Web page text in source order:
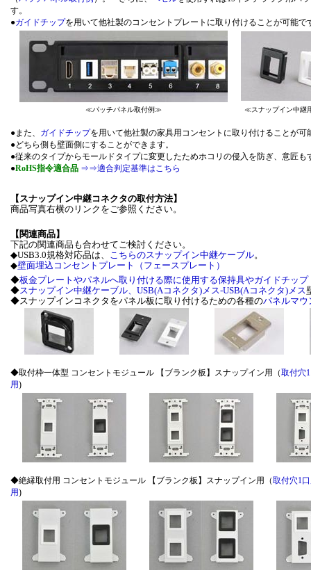
す。
●ガイドチップを用いて他社製のコンセントプレートに取り付けることが可能で
≪パッチパネル取付例≫ ≪スナップイン中継
●また、 ガイドチップを用いて他社製の家具用コンセントに取り付けることが可
●どちら側も壁面側にすることができます。
●従来のタイプからモールドタイプに変更したためホコリの侵入を防ぎ、意匠も
●RoHS指令適合品 ⇒⇒適合判定基準はこちら
【スナップイン中継コネクタの取付方法】
商品写真右横のリンクをご参照ください。
【関連商品】
下記の関連商品も合わせてご検討ください。
◆USB3.0規格対応品は、
こちらのスナップイン中継ケーブル。
◆壁面埋込コンセントプレート（フェースプレート）
◆板金プレートやパネルへ取り付ける際に使用する保持具やガイドチップ
◆スナップイン中継ケーブル、USB(Aコネクタ)メス‐USB(Aコネクタ)メス
◆スナップインコネクタをパネル板に取り付けるための各種のパネルマウ
◆取付枠一体型 コンセントモジュール 【ブランク板】スナップイン用（取付穴
用)
◆絶縁取付用 コンセントモジュール 【ブランク板】スナップイン用（取付穴1
用)